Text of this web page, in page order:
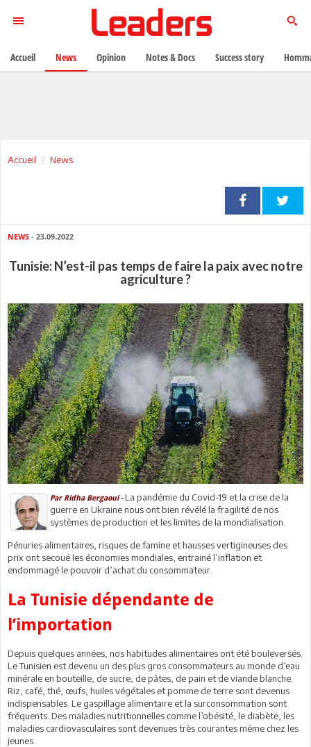
Accueil News
NEWS - 23.09.2022
Tunisie: N’est-il pas temps de faire la paix avec notre
agriculture ?
Par Ridha Bergaoui -La pandémie du Covid-19 et la crise de la
guerre en Ukraine nous ont bien révélé la fragilité de nos
systèmes de production et les limites de la mondialisation.
Pénuries alimentaires, risques de famine et hausses vertigineuses des
prix ont secoué les économies mondiales, entrainé l’inflation et
endommagé le pouvoir d’achat du consommateur.
La Tunisie dépendante de
l’importation
Depuis quelques années, nos habitudes alimentaires ont été bouleversés.
Le Tunisien est devenu un des plus gros consommateurs au monde d’eau
minérale en bouteille, de sucre, de pâtes, de pain et de viande blanche.
Riz, café, thé, œufs, huiles végétales et pomme de terre sont devenus
indispensables. Le gaspillage alimentaire et la surconsommation sont
fréquents. Des maladies nutritionnelles comme l’obésité, le diabète, les
maladies cardiovasculaires sont devenues très courantes même chez les
jeunes.
Accueil News Opinion Notes & Docs Success story